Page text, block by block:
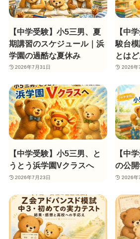
【中学受験】小5三男、夏
期講習のスケジュール｜浜
学園の過酷な夏休み
2026年7月31日
【中
駿台
とは
2026年
【中学受験】小5三男、と
うとう浜学園Vクラスへ
2026年7月23日
【中
の公
2026年